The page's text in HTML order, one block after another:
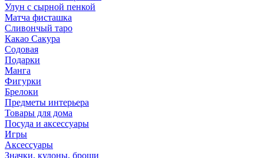
Улун с сырной пенкой
Матча фисташка
Сливончый таро
Какао Сакура
Содовая
Подарки
Манга
Фигурки
Брелоки
Предметы интерьера
Товары для дома
Посуда и аксессуары
Игры
Аксессуары
Значки, кулоны, броши